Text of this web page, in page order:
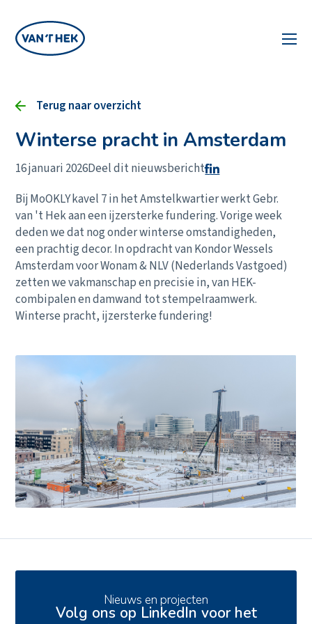
Ons aanbod
Terug naar overzicht
Winterse pracht in Amsterdam
16 januari 2026Deel dit nieuwsbericht
Bij MoOKLY kavel 7 in het Amstelkwartier werkt Gebr.
van 't Hek aan een ijzersterke fundering. Vorige week
deden we dat nog onder winterse omstandigheden,
een prachtig decor. In opdracht van Kondor Wessels
Amsterdam voor Wonam & NLV (Nederlands Vastgoed)
zetten we vakmanschap en precisie in, van HEK-
combipalen en damwand tot stempelraamwerk.
Winterse pracht, ijzersterke fundering!
Nieuws en projecten
Volg ons op LinkedIn voor het